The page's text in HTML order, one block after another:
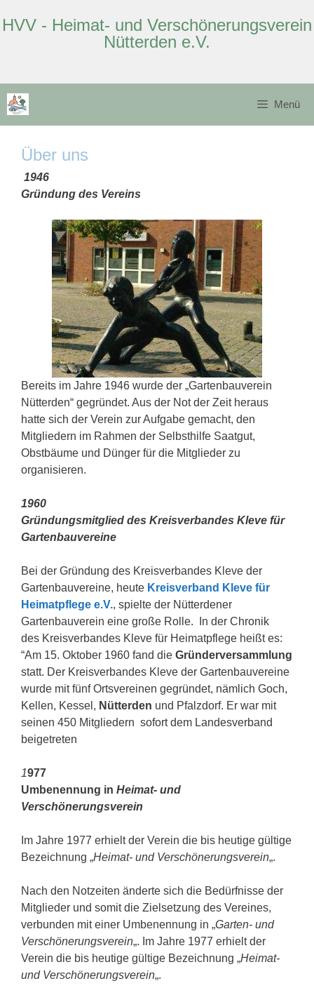
HVV - Heimat- und Verschönerungsverein
Nütterden e.V.
springen
Menü
Über uns
1946
Gründung des Vereins
Bereits im Jahre 1946 wurde der „Gartenbauverein
Nütterden“ gegründet. Aus der Not der Zeit heraus
hatte sich der Verein zur Aufgabe gemacht, den
Mitgliedern im Rahmen der Selbsthilfe Saatgut,
Obstbäume und Dünger für die Mitglieder zu
organisieren.
1960
Gründungsmitglied des Kreisverbandes Kleve für
Gartenbauvereine
Bei der Gründung des Kreisverbandes Kleve der
Gartenbauvereine, heute Kreisverband Kleve für
Heimatpflege e.V., spielte der Nütterdener
Gartenbauverein eine große Rolle. In der Chronik
des Kreisverbandes Kleve für Heimatpflege heißt es:
“Am 15. Oktober 1960 fand die Gründerversammlung
statt. Der Kreisverbandes Kleve der Gartenbauvereine
wurde mit fünf Ortsvereinen gegründet, nämlich Goch,
Kellen, Kessel, Nütterden und Pfalzdorf. Er war mit
seinen 450 Mitgliedern sofort dem Landesverband
beigetreten
1977
Umbenennung in Heimat- und
Verschönerungsverein
Im Jahre 1977 erhielt der Verein die bis heutige gültige
Bezeichnung „Heimat- und Verschönerungsverein„.
Nach den Notzeiten änderte sich die Bedürfnisse der
Mitglieder und somit die Zielsetzung des Vereines,
verbunden mit einer Umbenennung in „Garten- und
Verschönerungsverein„. Im Jahre 1977 erhielt der
Verein die bis heutige gültige Bezeichnung „Heimat-
und Verschönerungsverein„.